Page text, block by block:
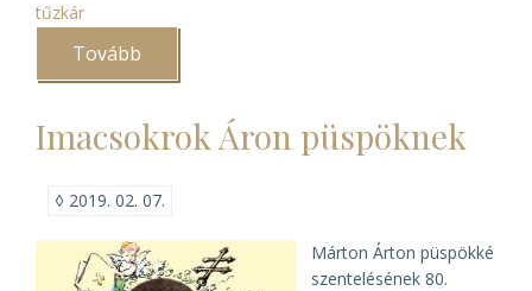
tűzkár
Tovább
Ráday
átszállítása
)
Imacsokrok Áron püspöknek
◊ 2019. 02. 07.
Márton Árton püspökké
szentelésének 80.